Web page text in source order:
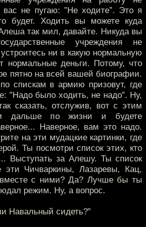
вас не пугаю: ”Не ходите”. Это я
будет. Ходить вы можете куда
так мил, давайте. Никуда вы
учреждения не
ни в какую нормальную
нормальные деньги. Потому, что
пятно на всей вашей биографии.
спискам в армию призовут, где
”Надо было ходить, не надо”. Ну,
сказать, отслужив, вот с этим
дальше по жизни и будете
Наверное, вам это надо.
на эти мудацкие картинки, где
Ты посмотри список этих, кто
Выступать за Алешу. Ты список
эти Чичваркины, Лазаревы, Кац,
с ними? Да? Лучше бы ты
режим. Ну, а вопрос.
Навальный сидеть?”